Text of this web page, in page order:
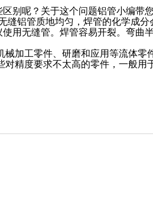
别呢？关于这个问题铝管小编带
缝铝管质地均匀，焊管的化学成
用无缝管。焊管容易开裂。弯曲
加工零件、研磨和应用等流体零
精度要求不太高的零件，一般用